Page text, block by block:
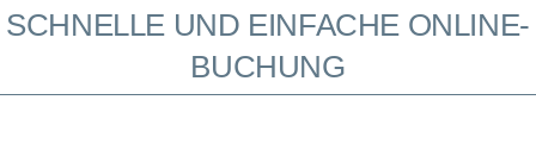
SCHNELLE UND EINFACHE ONLINE-
BUCHUNG